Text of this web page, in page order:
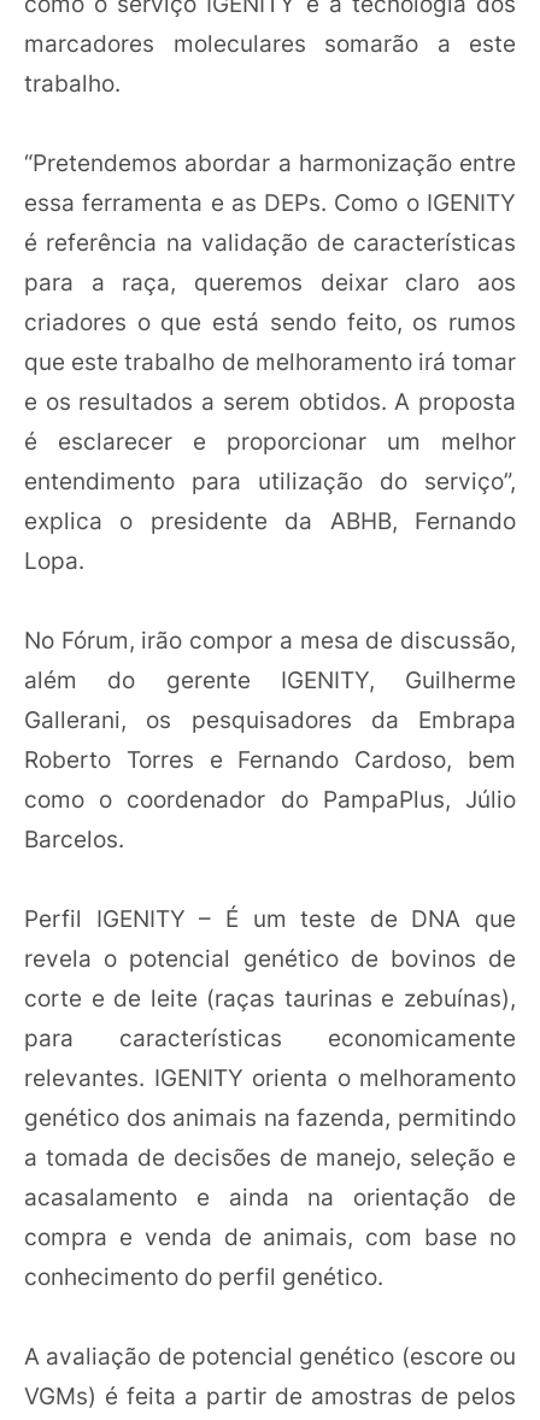
marcadores moleculares somarão a este
trabalho.
“Pretendemos abordar a harmonização entre
essa ferramenta e as DEPs. Como o IGENITY
é referência na validação de características
para a raça, queremos deixar claro aos
criadores o que está sendo feito, os rumos
que este trabalho de melhoramento irá tomar
e os resultados a serem obtidos. A proposta
é esclarecer e proporcionar um melhor
entendimento para utilização do serviço”,
explica o presidente da ABHB, Fernando
Lopa.
No Fórum, irão compor a mesa de discussão,
além do gerente IGENITY, Guilherme
Gallerani, os pesquisadores da Embrapa
Roberto Torres e Fernando Cardoso, bem
como o coordenador do PampaPlus, Júlio
Barcelos.
Perfil IGENITY – É um teste de DNA que
revela o potencial genético de bovinos de
corte e de leite (raças taurinas e zebuínas),
para características economicamente
relevantes. IGENITY orienta o melhoramento
genético dos animais na fazenda, permitindo
a tomada de decisões de manejo, seleção e
acasalamento e ainda na orientação de
compra e venda de animais, com base no
conhecimento do perfil genético.
A avaliação de potencial genético (escore ou
VGMs) é feita a partir de amostras de pelos